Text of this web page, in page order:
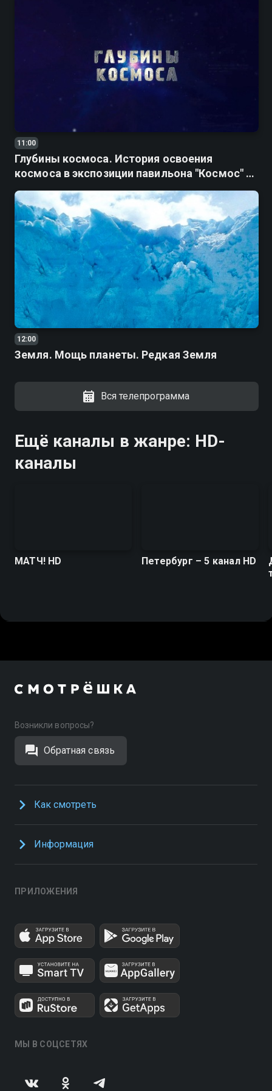
11:00
Глубины космоса. История освоения
космоса в экспозиции павильона "Космос" на
ВДНХ
12:00
Земля. Мощь планеты. Редкая Земля
Вся телепрограмма
Ещё каналы в жанре: HD-
каналы
МАТЧ! HD Петербург – 5 канал HD
Возникли вопросы?
Обратная связь
Как смотреть
Информация
ПРИЛОЖЕНИЯ
МЫ В СОЦСЕТЯХ